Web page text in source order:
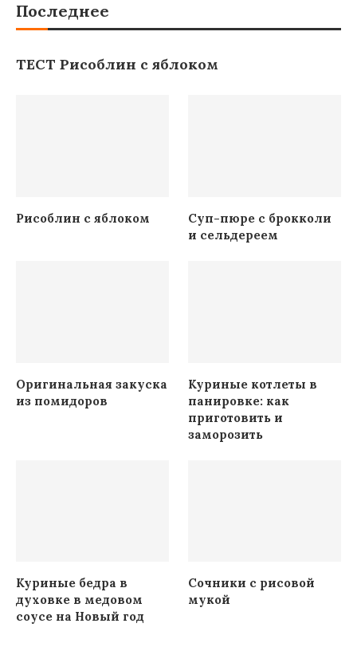
Последнее
ТЕСТ Рисоблин с яблоком
Рисоблин с яблоком
Суп-пюре с брокколи
и сельдереем
Оригинальная закуска
из помидоров
Куриные котлеты в
панировке: как
приготовить и
заморозить
Куриные бедра в
духовке в медовом
соусе на Новый год
Сочники с рисовой
мукой